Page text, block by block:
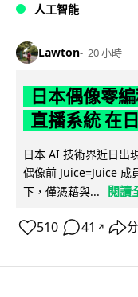
人工智能
Lawton 20 小時
日本偶像零
直播系統 在
日本 AI 技術界近日出
偶像前 Juice=Juice 成
下，僅憑藉與...
閱讀
510 41 ↗